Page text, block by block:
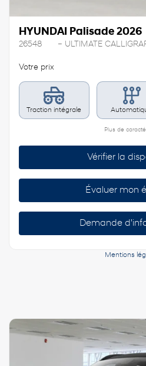
HYUNDAI Palisade 2026
26548 – ULTIMATE
Votre prix
Traction intégrale
Plus de
Vérifier la
Évaluer mon
Demande
Mentions